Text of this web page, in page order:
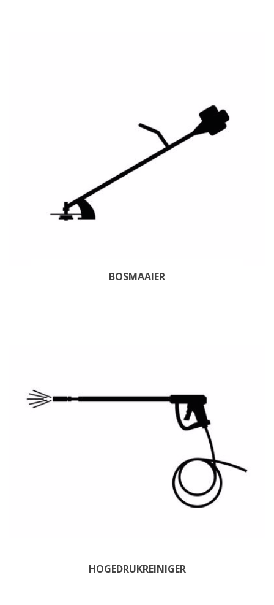
BOSMAAIER
HOGEDRUKREINIGER